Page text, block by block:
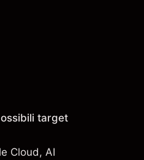
target
Cloud, AI